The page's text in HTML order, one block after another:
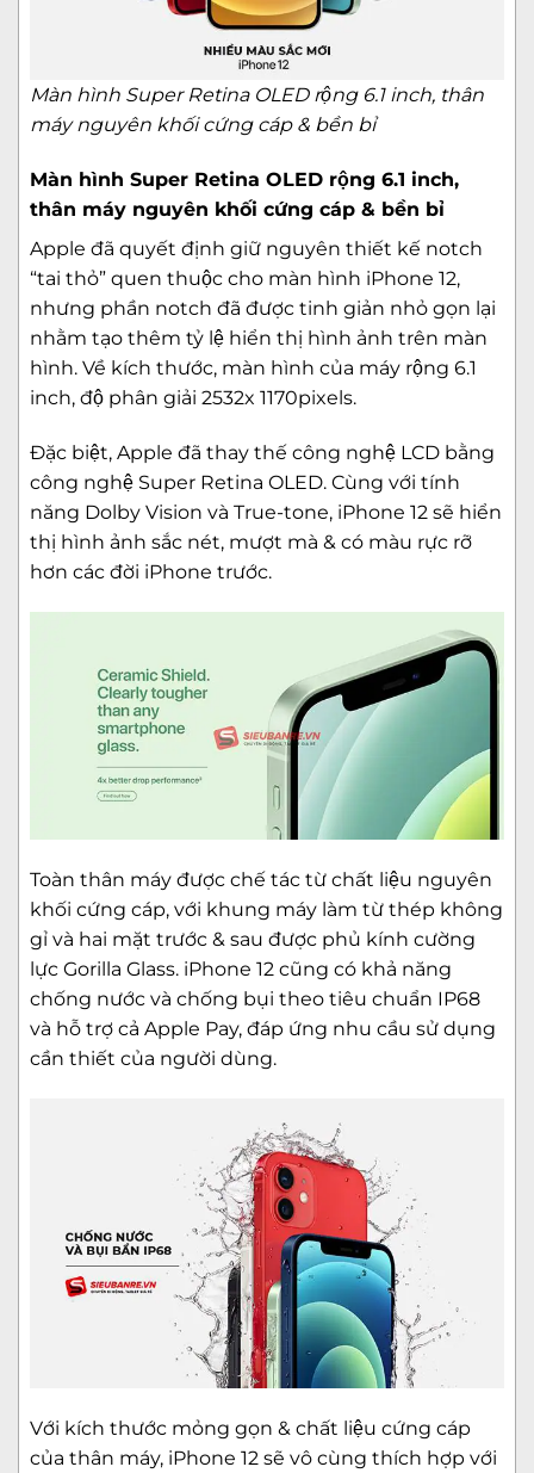
Màn hình Super Retina OLED rộng 6.1 inch, thân
máy nguyên khối cứng cáp & bền bỉ
Màn hình Super Retina OLED rộng 6.1 inch,
thân máy nguyên khối cứng cáp & bền bỉ
Apple đã quyết định giữ nguyên thiết kế notch
“tai thỏ” quen thuộc cho màn hình iPhone 12,
nhưng phần notch đã được tinh giản nhỏ gọn lại
nhằm tạo thêm tỷ lệ hiển thị hình ảnh trên màn
hình. Về kích thước, màn hình của máy rộng 6.1
inch, độ phân giải 2532x 1170pixels.
Đặc biệt, Apple đã thay thế công nghệ LCD bằng
công nghệ Super Retina OLED. Cùng với tính
năng Dolby Vision và True-tone, iPhone 12 sẽ hiển
thị hình ảnh sắc nét, mượt mà & có màu rực rỡ
hơn các đời iPhone trước.
Toàn thân máy được chế tác từ chất liệu nguyên
khối cứng cáp, với khung máy làm từ thép không
gỉ và hai mặt trước & sau được phủ kính cường
lực Gorilla Glass. iPhone 12 cũng có khả năng
chống nước và chống bụi theo tiêu chuẩn IP68
và hỗ trợ cả Apple Pay, đáp ứng nhu cầu sử dụng
cần thiết của người dùng.
Với kích thước mỏng gọn & chất liệu cứng cáp
của thân máy, iPhone 12 sẽ vô cùng thích hợp với